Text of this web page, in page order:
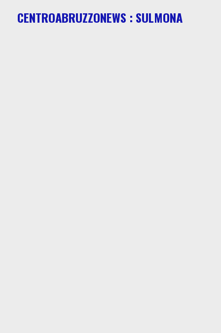
CENTROABRUZZONEWS : SULMONA